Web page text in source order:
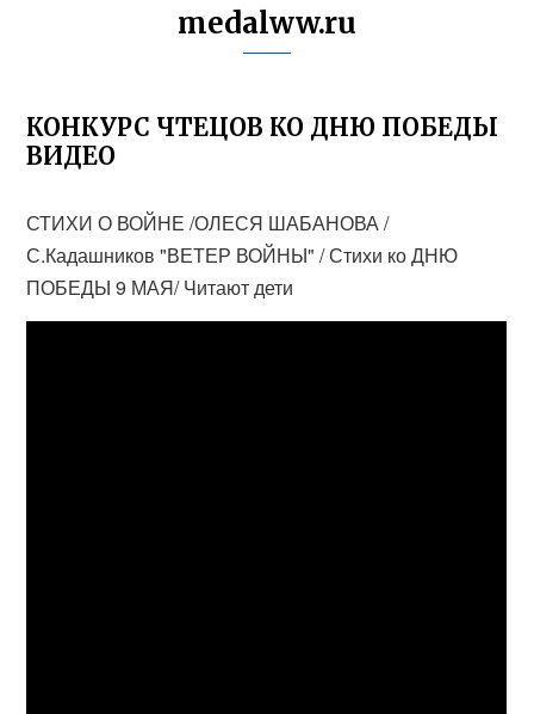
medalww.ru
КОНКУРС ЧТЕЦОВ КО ДНЮ ПОБЕДЫ
ВИДЕО
СТИХИ О ВОЙНЕ /ОЛЕСЯ ШАБАНОВА /
С.Кадашников "ВЕТЕР ВОЙНЫ" / Стихи ко ДНЮ
ПОБЕДЫ 9 МАЯ/ Читают дети